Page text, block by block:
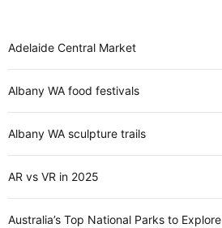
Adelaide Central Market
Albany WA food festivals
Albany WA sculpture trails
AR vs VR in 2025
Australia’s Top National Parks to Explore